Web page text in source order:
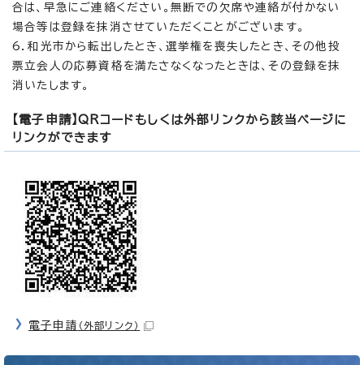
合は、早急にご連絡ください。無断での欠席や連絡が付かない
場合等は登録を抹消させていただくことがございます。
6．和光市から転出したとき、選挙権を喪失したとき、その他投
票立会人の応募資格を満たさなくなったときは、その登録を抹
消いたします。
【電子申請】QRコードもしくは外部リンクから該当ページに
リンクができます
電子申請 （外部リンク）